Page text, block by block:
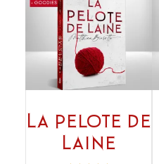
La Pelote de
Laine